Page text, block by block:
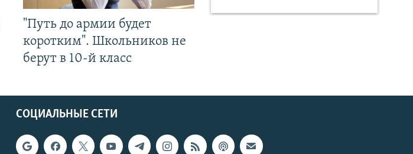
"Путь до армии будет
коротким". Школьников не
берут в 10-й класс
СОЦИАЛЬНЫЕ СЕТИ